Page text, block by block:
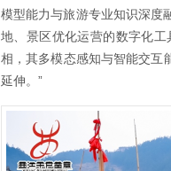
模型能力与旅游专业知识深度
地、景区优化运营的数字化工
相，其多模态感知与智能交互
延伸。”